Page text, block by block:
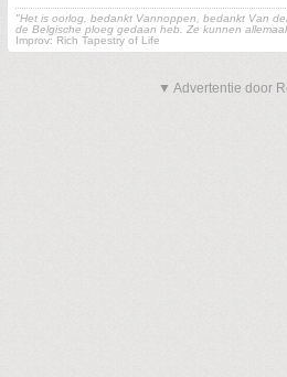
"Het is oorlog, bedankt Vannoppen, bedankt Van
de Belgische ploeg gedaan heb. Ze kunnen
Improv: Rich Tapestry of Life
▼ Advertentie door